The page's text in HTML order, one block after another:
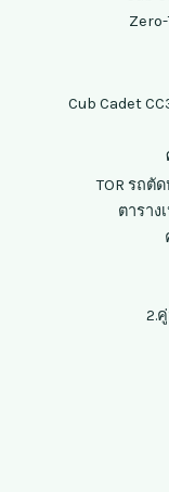
Cub Cadet
TOR รถตั
ตาราง
2.